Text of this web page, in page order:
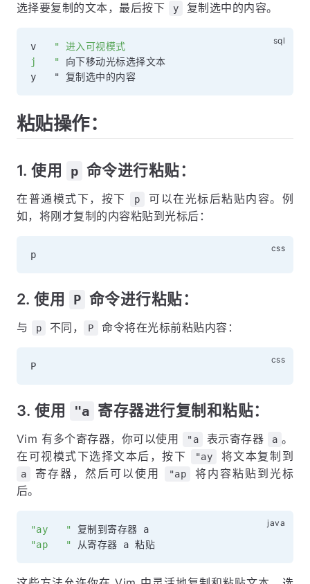
选择要复制的文本，最后按下
y 复制选中的内容。
v
" 进入可视模式
j   "
向下移动光标选择文本
粘贴操作：
1. 使用 p 命令进行粘贴：
在普通模式下，按下 p
可以在光标后粘贴内容。例
如，将刚才复制的内容粘贴到光标后：
2. 使用 P 命令进行粘贴：
与 p 不同， P 命令将在光标前粘贴内容：
3. 使用 "a 寄存器进行复制和粘贴：
Vim 有多个寄存器，你可以使用 "a 表示寄存器 a 。
在可视模式下选择文本后，按下
"ay 将文本复制到
a 寄存器，然后可以使用 "ap
将内容粘贴到光标
后。
"ay   "
"ap   "